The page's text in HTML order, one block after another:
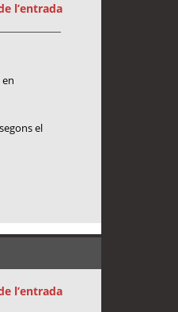
l’entrada
el
l’entrada